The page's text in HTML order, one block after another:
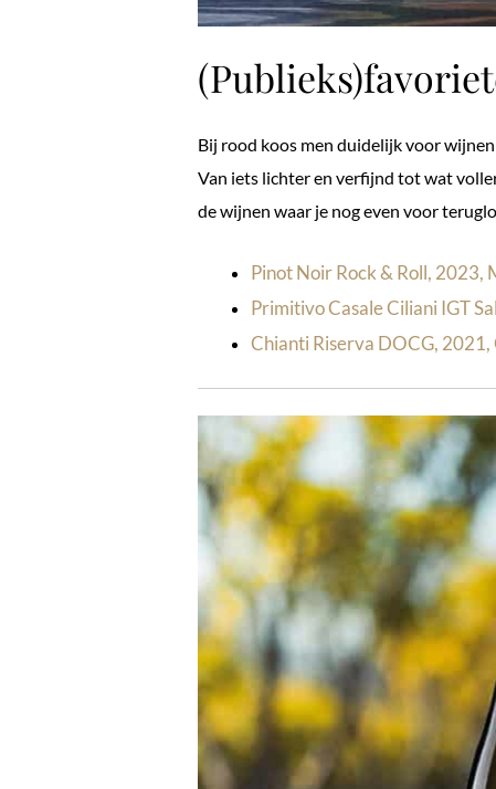
Bij rood koos men duidelijk voor
Van iets lichter en verfijnd tot wat
de wijnen waar je nog even voor
Pinot Noir Rock & Roll, 2023,
Primitivo Casale Ciliani IGT
Chianti Riserva DOCG, 2021,